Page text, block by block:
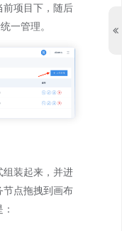
项目下，随后
一管理。
装起来，并进
点拖拽到画布